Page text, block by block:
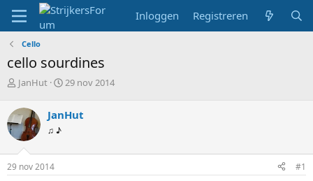
Inloggen Registreren
Cello
cello sourdines
T
p
i
c
s
t
a
JanHut
S
r
a
29 nov 2014
JanHut
♫ ♪
29 nov 2014 #1